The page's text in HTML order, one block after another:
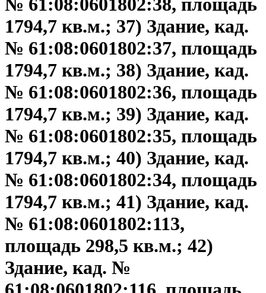
№ 61:08:0601802:38, площадь
1794,7 кв.м.; 37) Здание, кад.
№ 61:08:0601802:37, площадь
1794,7 кв.м.; 38) Здание, кад.
№ 61:08:0601802:36, площадь
1794,7 кв.м.; 39) Здание, кад.
№ 61:08:0601802:35, площадь
1794,7 кв.м.; 40) Здание, кад.
№ 61:08:0601802:34, площадь
1794,7 кв.м.; 41) Здание, кад.
№ 61:08:0601802:113,
площадь 298,5 кв.м.; 42)
Здание, кад. №